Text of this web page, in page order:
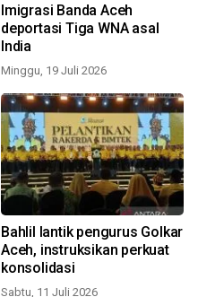
Imigrasi Banda Aceh
deportasi Tiga WNA asal
India
Minggu, 19 Juli 2026
Bahlil lantik pengurus Golkar
Aceh, instruksikan perkuat
konsolidasi
Sabtu, 11 Juli 2026